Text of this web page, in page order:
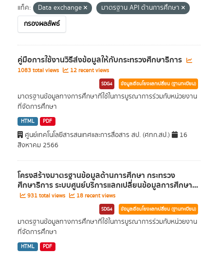
แท็ค: Data exchange
มาตรฐาน API ด้านการศึกษา
กรองผลลัพธ์
คู่มือการใช้งานวิธีส่งข้อมูลให้กับกระทรวงศึกษาธิการ
1083 total views 12 recent views
SDG4 ข้อมูลเชื่อมโยงแลกเปลี่ยน (ฐานทะเบียน)
มาตรฐานข้อมูลทางการศึกษาที่ใช้ในการบูรณาการร่วมกับหน่วยงาน
ที่จัดการศึกษา
HTML PDF
ศูนย์เทคโนโลยีสารสนเทศและการสื่อสาร สป. (ศทก.สป.)
16
สิงหาคม 2566
โครงสร้างมาตรฐานข้อมูลด้านการศึกษา กระทรวง
ศึกษาธิการ ระบบศูนย์บริการแลกเปลี่ยนข้อมูลการศึกษา...
931 total views 18 recent views
SDG4 ข้อมูลเชื่อมโยงแลกเปลี่ยน (ฐานทะเบียน)
มาตรฐานข้อมูลทางการศึกษาที่ใช้ในการบูรณาการร่วมกับหน่วยงาน
ที่จัดการศึกษา
HTML PDF